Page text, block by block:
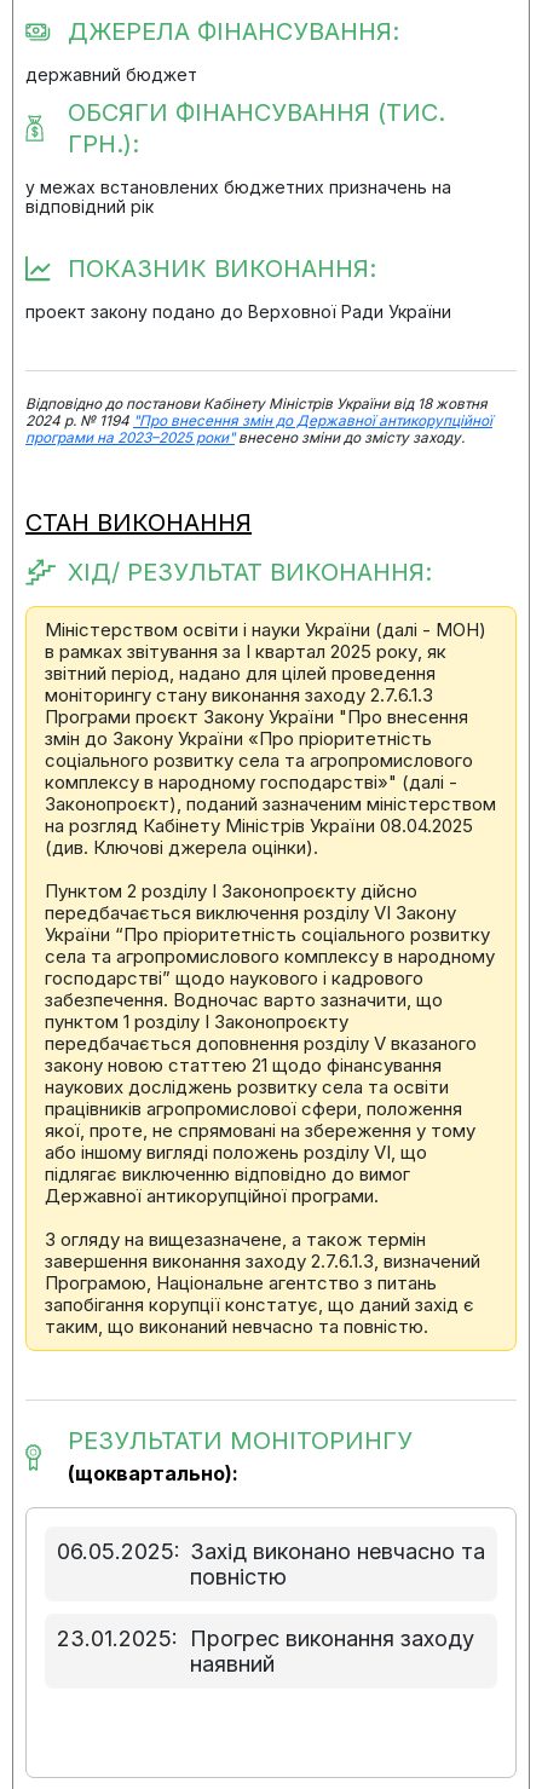
ДЖЕРЕЛА ФІНАНСУВАННЯ:
державний бюджет
ОБСЯГИ ФІНАНСУВАННЯ (ТИС.
ГРН.):
у межах встановлених бюджетних призначень на
відповідний рік
ПОКАЗНИК ВИКОНАННЯ:
проект закону подано до Верховної Ради України
Відповідно до постанови Кабінету Міністрів України від 18 жовтня
2024 р. № 1194 "Про внесення змін до Державної антикорупційної
програми на 2023–2025 роки"внесено зміни до змісту заходу.
СТАН ВИКОНАННЯ
ХІД/ РЕЗУЛЬТАТ ВИКОНАННЯ:
Міністерством освіти і науки України (далі - МОН)
в рамках звітування за І квартал 2025 року, як
звітний період, надано для цілей проведення
моніторингу стану виконання заходу 2.7.6.1.3
Програми проєкт Закону України "Про внесення
змін до Закону України «Про пріоритетність
соціального розвитку села та агропромислового
комплексу в народному господарстві»" (далі -
Законопроєкт), поданий зазначеним міністерством
на розгляд Кабінету Міністрів України 08.04.2025
(див. Ключові джерела оцінки).
Пунктом 2 розділу І Законопроєкту дійсно
передбачається виключення розділу VI Закону
України “Про пріоритетність соціального розвитку
села та агропромислового комплексу в народному
господарстві” щодо наукового і кадрового
забезпечення. Водночас варто зазначити, що
пунктом 1 розділу І Законопроєкту
передбачається доповнення розділу V вказаного
закону новою статтею 21 щодо фінансування
наукових досліджень розвитку села та освіти
працівників агропромислової сфери, положення
якої, проте, не спрямовані на збереження у тому
або іншому вигляді положень розділу VI, що
підлягає виключенню відповідно до вимог
Державної антикорупційної програми.
З огляду на вищезазначене, а також термін
завершення виконання заходу 2.7.6.1.3, визначений
Програмою, Національне агентство з питань
запобігання корупції констатує, що даний захід є
таким, що виконаний невчасно та повністю.
РЕЗУЛЬТАТИ МОНІТОРИНГУ
(щоквартально):
06.05.2025: Захід виконано невчасно та
повністю
23.01.2025:
Прогрес виконання заходу
наявний